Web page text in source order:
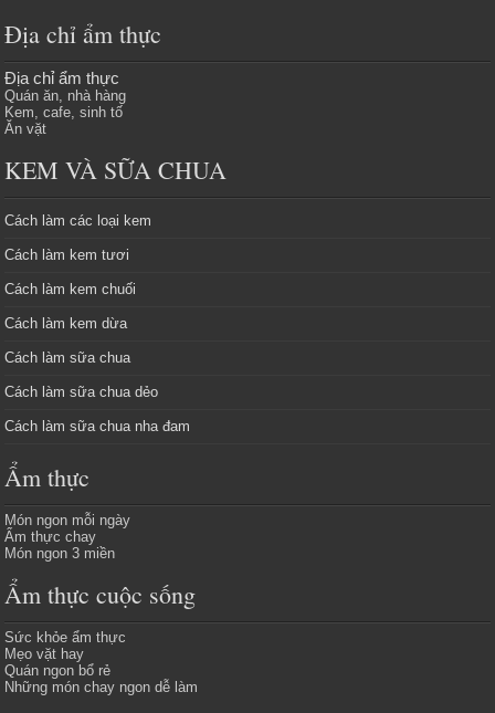
Địa chỉ ẩm thực
Địa chỉ ẩm thực
Quán ăn, nhà hàng
Kem, cafe, sinh tố
Ăn vặt
KEM VÀ SỮA CHUA
Cách làm các loại kem
Cách làm kem tươi
Cách làm kem chuối
Cách làm kem dừa
Cách làm sữa chua
Cách làm sữa chua dẻo
Cách làm sữa chua nha đam
Ẩm thực
Món ngon mỗi ngày
Ẩm thực chay
Món ngon 3 miền
Ẩm thực cuộc sống
Sức khỏe ẩm thực
Mẹo vặt hay
Quán ngon bổ rẻ
Những món chay ngon dễ làm